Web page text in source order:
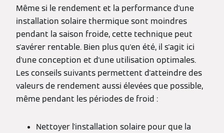
Même si le rendement et la performance d'une
installation solaire thermique sont moindres
pendant la saison froide, cette technique peut
s'avérer rentable. Bien plus qu'en été, il s'agit ici
d'une conception et d'une utilisation optimales.
Les conseils suivants permettent d'atteindre des
valeurs de rendement aussi élevées que possible,
même pendant les périodes de froid :
Nettoyer l'installation solaire pour que la